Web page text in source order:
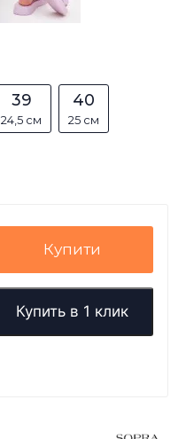
39
24,5 см
40
25 см
Купити
Купить в 1 клик